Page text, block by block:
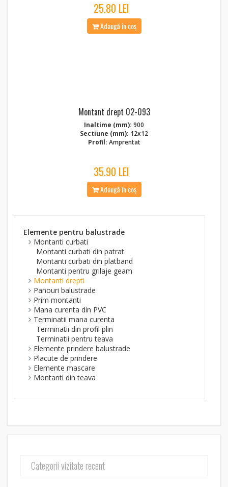
25.80 LEI
Adaugă în coș
Montant drept 02-093
Inaltime (mm): 900
Sectiune (mm): 12x12
Profil: Amprentat
35.90 LEI
Adaugă în coș
Elemente pentru balustrade
Montanti curbati
Montanti curbati din patrat
Montanti curbati din platband
Montanti pentru grilaje geam
Montanti drepti
Panouri balustrade
Prim montanti
Mana curenta din PVC
Terminatii mana curenta
Terminatii din profil plin
Terminatii pentru teava
Elemente prindere balustrade
Placute de prindere
Elemente mascare
Montanti din teava
Categorii vizitate recent